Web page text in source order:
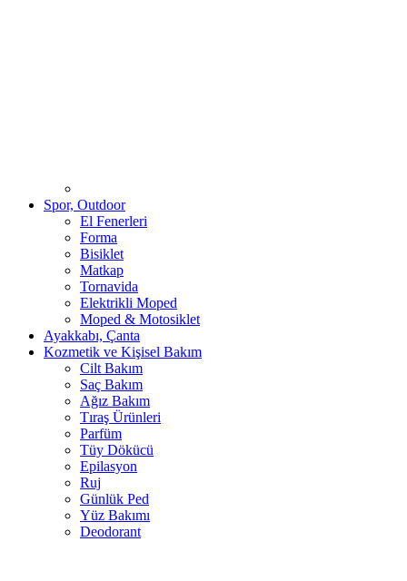
Spor, Outdoor
El Fenerleri
Forma
Bisiklet
Matkap
Tornavida
Elektrikli Moped
Moped & Motosiklet
Ayakkabı, Çanta
Kozmetik ve Kişisel Bakım
Cilt Bakım
Saç Bakım
Ağız Bakım
Tıraş Ürünleri
Parfüm
Tüy Dökücü
Epilasyon
Ruj
Günlük Ped
Yüz Bakımı
Deodorant